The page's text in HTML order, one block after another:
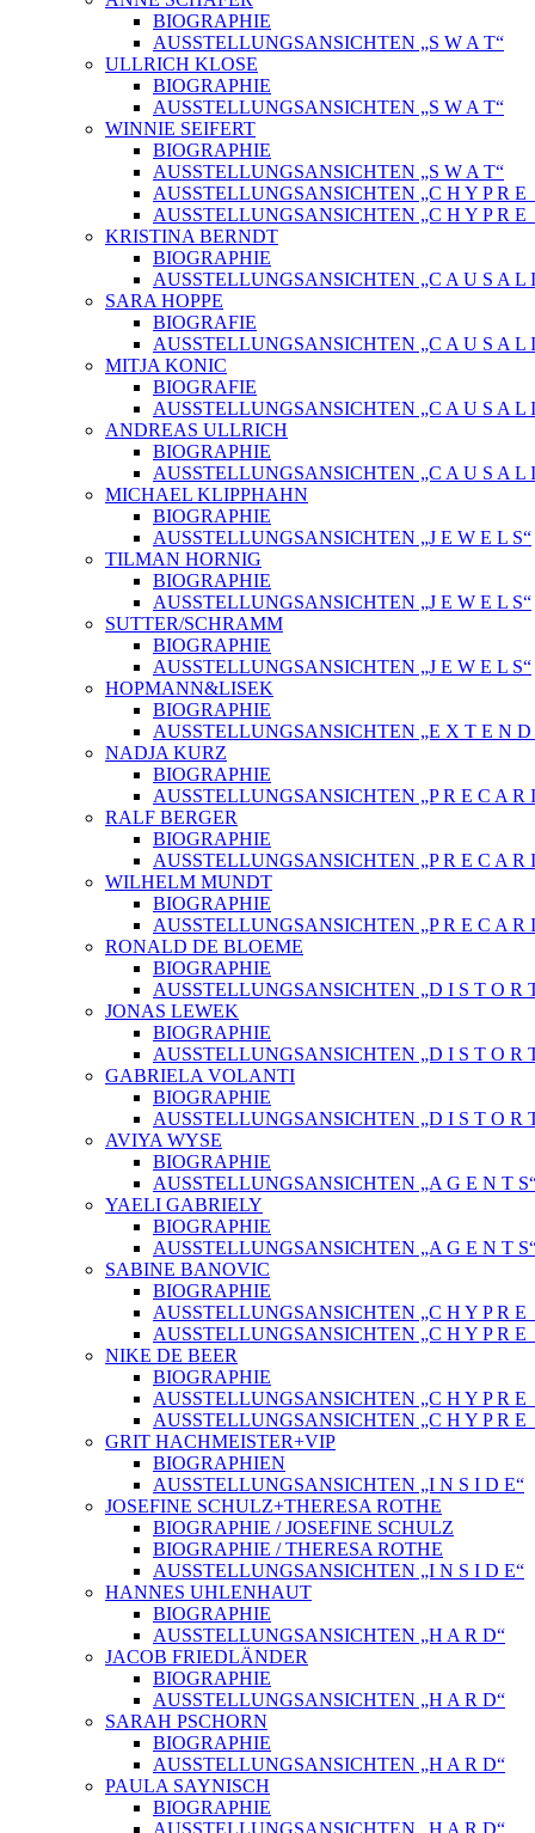
BIOGRAPHIE
AUSSTELLUNGSANSICHTEN „S W A T“
ULLRICH KLOSE
BIOGRAPHIE
AUSSTELLUNGSANSICHTEN „S W A T“
WINNIE SEIFERT
BIOGRAPHIE
AUSSTELLUNGSANSICHTEN „S W A T“
AUSSTELLUNGSANSICHTEN „C H Y P R
AUSSTELLUNGSANSICHTEN „C H Y P R
KRISTINA BERNDT
BIOGRAPHIE
AUSSTELLUNGSANSICHTEN „C A U S A L
SARA HOPPE
BIOGRAFIE
AUSSTELLUNGSANSICHTEN „C A U S A L
MITJA KONIC
BIOGRAFIE
AUSSTELLUNGSANSICHTEN „C A U S A L
ANDREAS ULLRICH
BIOGRAPHIE
AUSSTELLUNGSANSICHTEN „C A U S A L
MICHAEL KLIPPHAHN
BIOGRAPHIE
AUSSTELLUNGSANSICHTEN „J E W E L S“
TILMAN HORNIG
BIOGRAPHIE
AUSSTELLUNGSANSICHTEN „J E W E L S“
SUTTER/SCHRAMM
BIOGRAPHIE
AUSSTELLUNGSANSICHTEN „J E W E L S“
HOPMANN&LISEK
BIOGRAPHIE
AUSSTELLUNGSANSICHTEN „E X T E N D
NADJA KURZ
BIOGRAPHIE
AUSSTELLUNGSANSICHTEN „P R E C A R
RALF BERGER
BIOGRAPHIE
AUSSTELLUNGSANSICHTEN „P R E C A R
WILHELM MUNDT
BIOGRAPHIE
AUSSTELLUNGSANSICHTEN „P R E C A R
RONALD DE BLOEME
BIOGRAPHIE
AUSSTELLUNGSANSICHTEN „D I S T O R
JONAS LEWEK
BIOGRAPHIE
AUSSTELLUNGSANSICHTEN „D I S T O R
GABRIELA VOLANTI
BIOGRAPHIE
AUSSTELLUNGSANSICHTEN „D I S T O R
AVIYA WYSE
BIOGRAPHIE
AUSSTELLUNGSANSICHTEN „A G E N T
YAELI GABRIELY
BIOGRAPHIE
AUSSTELLUNGSANSICHTEN „A G E N T
SABINE BANOVIC
BIOGRAPHIE
AUSSTELLUNGSANSICHTEN „C H Y P R
AUSSTELLUNGSANSICHTEN „C H Y P R
NIKE DE BEER
BIOGRAPHIE
AUSSTELLUNGSANSICHTEN „C H Y P R
AUSSTELLUNGSANSICHTEN „C H Y P R
GRIT HACHMEISTER+VIP
BIOGRAPHIEN
AUSSTELLUNGSANSICHTEN „I N S I D E“
JOSEFINE SCHULZ+THERESA ROTHE
BIOGRAPHIE / JOSEFINE SCHULZ
BIOGRAPHIE / THERESA ROTHE
AUSSTELLUNGSANSICHTEN „I N S I D E“
HANNES UHLENHAUT
BIOGRAPHIE
AUSSTELLUNGSANSICHTEN „H A R D“
JACOB FRIEDLÄNDER
BIOGRAPHIE
AUSSTELLUNGSANSICHTEN „H A R D“
SARAH PSCHORN
BIOGRAPHIE
AUSSTELLUNGSANSICHTEN „H A R D“
PAULA SAYNISCH
BIOGRAPHIE
AUSSTELLUNGSANSICHTEN „H A R D“